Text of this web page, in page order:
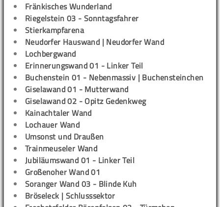
Fränkisches Wunderland
Riegelstein 03 - Sonntagsfahrer
Stierkampfarena
Neudorfer Hauswand | Neudorfer Wand
Lochbergwand
Erinnerungswand 01 - Linker Teil
Buchenstein 01 - Nebenmassiv | Buchensteinchen
Giselawand 01 - Mutterwand
Giselawand 02 - Opitz Gedenkweg
Kainachtaler Wand
Lochauer Wand
Umsonst und Draußen
Trainmeuseler Wand
Jubiläumswand 01 - Linker Teil
Großenoher Wand 01
Soranger Wand 03 - Blinde Kuh
Bröseleck | Schlusssektor